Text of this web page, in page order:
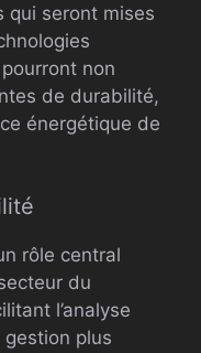
qui seront mises
non
de durabilité,
énergétique de
rôle central
du
l’analyse
gestion plus